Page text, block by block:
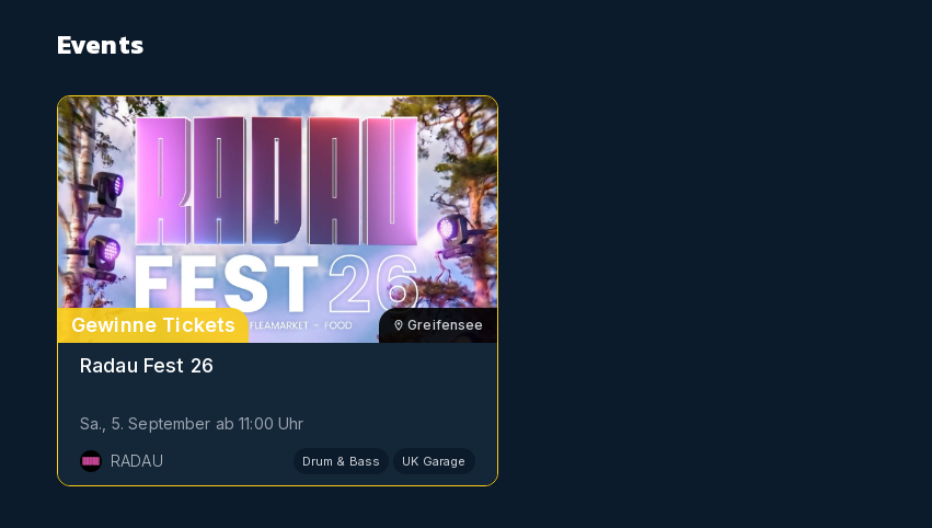
Events
Gewinne Tickets Greifensee
Radau Fest 26
Sa., 5. September ab 11:00 Uhr
RADAU
Drum & Bass UK Garage